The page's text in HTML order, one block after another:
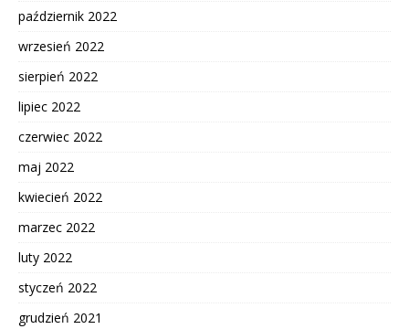
październik 2022
wrzesień 2022
sierpień 2022
lipiec 2022
czerwiec 2022
maj 2022
kwiecień 2022
marzec 2022
luty 2022
styczeń 2022
grudzień 2021